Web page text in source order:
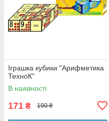
Іграшка кубики "Арифметика
ТехноК"
В наявності
171 ₴ 190 ₴